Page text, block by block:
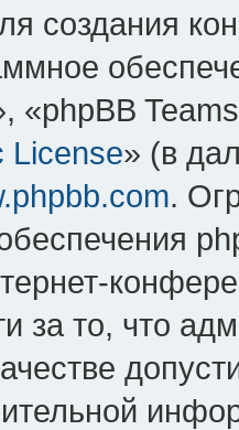
создания
«phpBB
License» (в
.
за то, что